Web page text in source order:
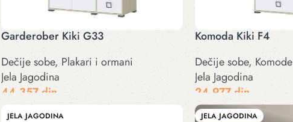
Garderober Kiki G33
Dečije sobe,Plakari i ormani
Jela Jagodina
44.357din
Komoda Kiki F4
Dečije sobe,Komode
Jela Jagodina
24.977din
Odaberite opcije
JELA JAGODINA JELA JAGODINA